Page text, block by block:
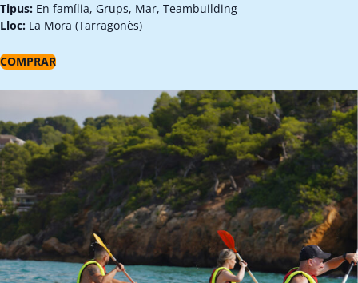
Tipus: En família, Grups, Mar, Teambuilding
Lloc: La Mora (Tarragonès)
COMPRAR